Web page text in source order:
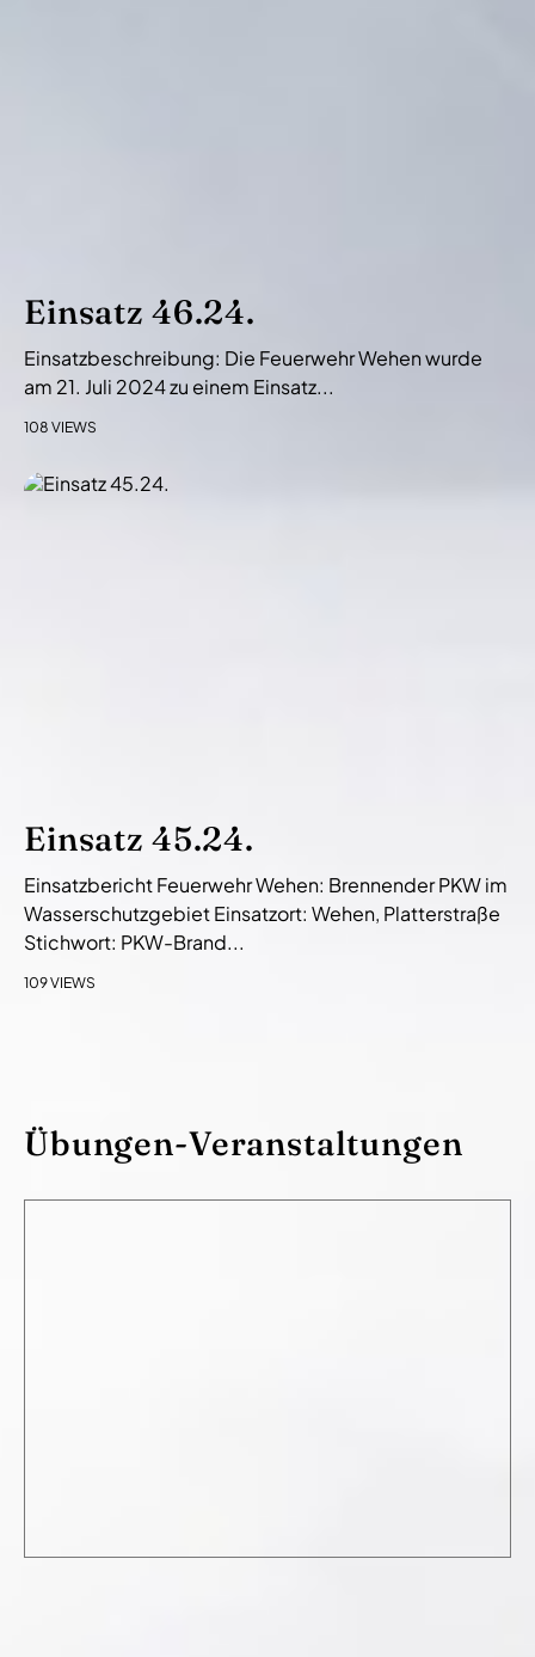
Einsatz 46.24.
Einsatzbeschreibung: Die Feuerwehr Wehen wurde
am 21. Juli 2024 zu einem Einsatz...
108 VIEWS
Einsatz 45.24.
Einsatzbericht Feuerwehr Wehen: Brennender PKW im
Wasserschutzgebiet Einsatzort: Wehen, Platterstraße
Stichwort: PKW-Brand...
109 VIEWS
Übungen-Veranstaltungen